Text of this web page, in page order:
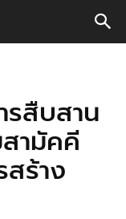
สืบสาน
ามัคคี
ร้าง